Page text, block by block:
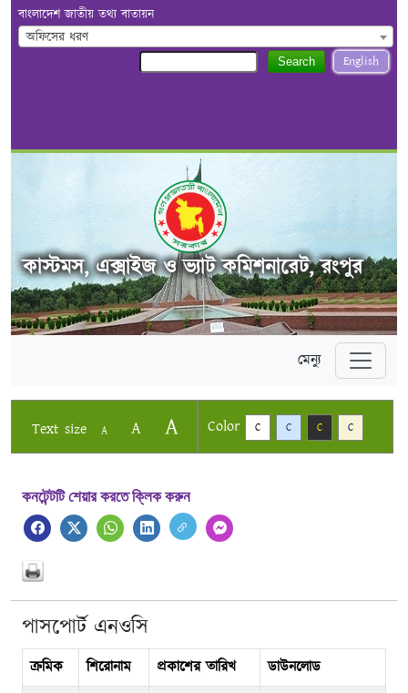
বাংলাদেশ জাতীয় তথ্য বাতায়ন
অফিসের ধরণ
English
Search
কাস্টমস, এক্সাইজ ও ভ্যাট কমিশনারেট, রংপুর
মেন্যু
Text size A A A Color C C C C
কনটেন্টটি শেয়ার করতে ক্লিক করুন
পাসপোর্ট এনওসি
ক্রমিক শিরোনাম প্রকাশের তারিখ
ডাউনলোড